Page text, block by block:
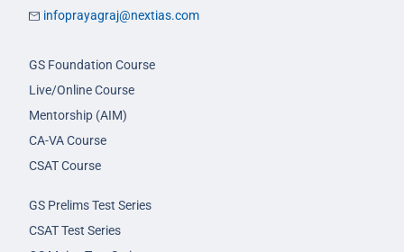
infoprayagraj@nextias.com
GS Foundation Course
Live/Online Course
Mentorship (AIM)
CA-VA Course
CSAT Course
GS Prelims Test Series
CSAT Test Series